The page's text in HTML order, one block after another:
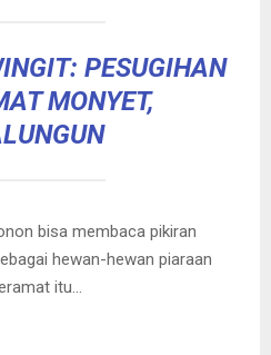
PESUGIHAN
MONYET,
bisa membaca pikiran
hewan-hewan piaraan
itu…